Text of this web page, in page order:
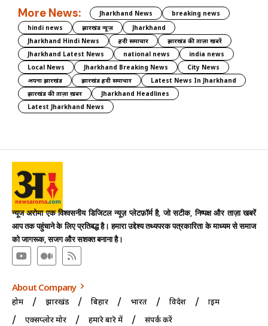
More News: Jharkhand News
breaking news
hindi news
झारखंड न्यूज़
Jharkhand
Jharkhand Hindi News
हिंदी समाचार
झारखंड की ताज़ा खबरें
Jharkhand Latest News
national news
india news
Local News
Jharkhand Breaking News
City News
अपना झारखंड
झारखंड हिंदी समाचार
Latest News In Jharkhand
झारखंड की ताज़ा ख़बर
Jharkhand Headlines
Latest Jharkhand News
न्यूज अरोमा एक विश्वसनीय डिजिटल न्यूज़ प्लेटफ़ॉर्म है, जो सटीक, निष्पक्ष और ताज़ा खबरें
आप तक पहुंचाने के लिए प्रतिबद्ध है। हमारा उद्देश्य तथ्यपरक पत्रकारिता के माध्यम से समाज
को जागरूक, सजग और सशक्त बनाना है।
About Company
होम झारखंड बिहार भारत विदेश
क्राइम
एक्सप्लोर मोर
हमारे बारे में संपर्क करें